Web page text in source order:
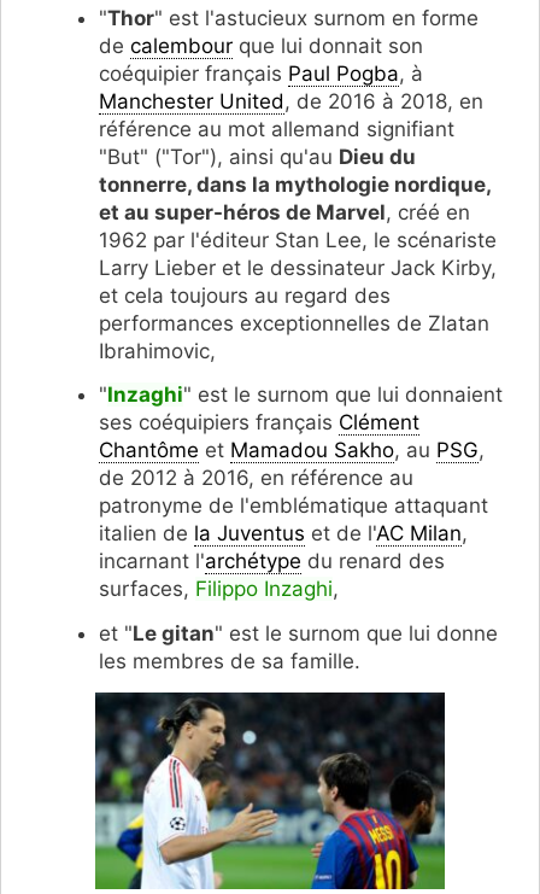
"Thor" est l'astucieux surnom en forme
de calembour que lui donnait son
coéquipier français Paul Pogba, à
Manchester United , de 2016 à 2018, en
référence au mot allemand signifiant
"But" ("Tor"), ainsi qu'au Dieu du
tonnerre, dans la mythologie nordique,
et au super-héros de Marvel, créé en
1962 par l'éditeur Stan Lee, le scénariste
Larry Lieber et le dessinateur Jack Kirby,
et cela toujours au regard des
performances exceptionnelles de Zlatan
Ibrahimovic,
"Inzaghi" est le surnom que lui donnaient
ses coéquipiers français Clément
Chantôme et Mamadou Sakho, au PSG,
de 2012 à 2016, en référence au
patronyme de l'emblématique attaquant
italien de la Juventus et de l'AC Milan,
incarnant l'archétype du renard des
surfaces, Filippo Inzaghi,
et "Le gitan" est le surnom que lui donne
les membres de sa famille.